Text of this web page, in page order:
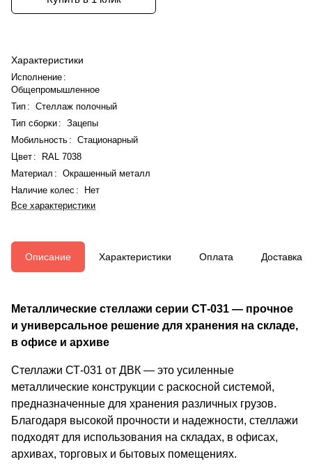
Характеристики
Исполнение :
Общепромышленное
Тип : Стеллаж полочный
Тип сборки: Зацепы
Мобильность : Стационарный
Цвет :
RAL 7038
Материал : Окрашенный металл
Наличие колес :
Нет
Все характеристики
Описание Характеристики Оплата Доставка
Металлические стеллажи серии СТ-031 — прочное
и универсальное решение для хранения на складе,
в офисе и архиве
Стеллажи СТ-031 от ДВК — это усиленные
металлические конструкции с раскосной системой,
предназначенные для хранения различных грузов.
Благодаря высокой прочности и надежности, стеллажи
подходят для использования на складах, в офисах,
архивах, торговых и бытовых помещениях.